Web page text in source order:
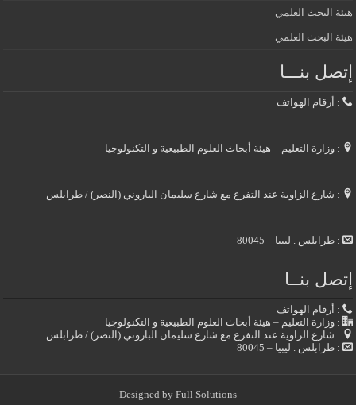
هيئة البحث العلمي
هيئة البحث العلمي
إتصل بنـــا
: أرقام الهواتف
: وزارة التعليم – هيئة أبحاث العلوم الطبيعية و التكنولوجيا
: شارع الزاوية عند التفرع مع شارع سليمان الباروني (النصر) / طرابلس
: طرابلس . ليبيا – 80045
إتصل بنــا
: أرقام الهواتف
: وزارة التعليم – هيئة أبحاث العلوم الطبيعية و التكنولوجيا
: شارع الزاوية عند التفرع مع شارع سليمان الباروني (النصر) / طرابلس
: طرابلس . ليبيا – 80045
Designed by Full Solutions